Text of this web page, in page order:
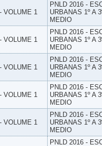
VOLUME 1
PNLD 2016 -
URBANAS 1º A
MEDIO
VOLUME 1
PNLD 2016 -
URBANAS 1º A
MEDIO
VOLUME 1
PNLD 2016 -
URBANAS 1º A
MEDIO
VOLUME 1
PNLD 2016 -
URBANAS 1º A
MEDIO
VOLUME 1
PNLD 2016 -
URBANAS 1º A
MEDIO
PNLD 2016 -